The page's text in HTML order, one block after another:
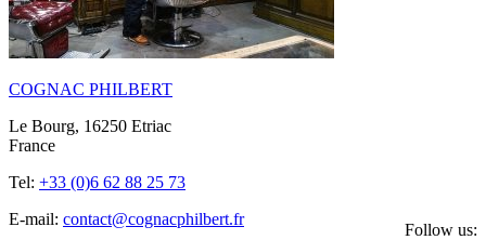
COGNAC PHILBERT
Le Bourg, 16250 Etriac
France
Tel: +33 (0)6 62 88 25 73
E-mail: contact@cognacphilbert.fr
Follow us: